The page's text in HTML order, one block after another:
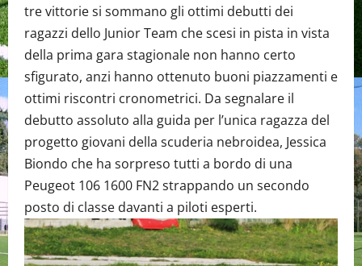
tre vittorie si sommano gli ottimi debutti dei
ragazzi dello Junior Team che scesi in pista in vista
della prima gara stagionale non hanno certo
sfigurato, anzi hanno ottenuto buoni piazzamenti e
ottimi riscontri cronometrici. Da segnalare il
debutto assoluto alla guida per l’unica ragazza del
progetto giovani della scuderia nebroidea, Jessica
Biondo che ha sorpreso tutti a bordo di una
Peugeot 106 1600 FN2 strappando un secondo
posto di classe davanti a piloti esperti.